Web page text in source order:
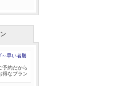
～早い者勝
予約だから
得なプラン